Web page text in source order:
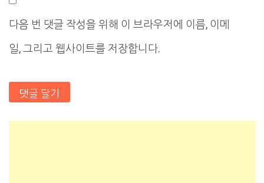
다음 번 댓글 작성을 위해 이 브라우저에 이름, 이메
일, 그리고 웹사이트를 저장합니다.